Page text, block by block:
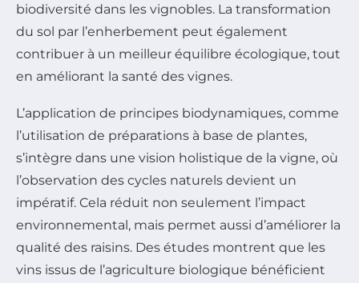
biodiversité dans les vignobles. La transformation
du sol par l’enherbement peut également
contribuer à un meilleur équilibre écologique, tout
en améliorant la santé des vignes.
L’application de principes biodynamiques, comme
l’utilisation de préparations à base de plantes,
s’intègre dans une vision holistique de la vigne, où
l’observation des cycles naturels devient un
impératif. Cela réduit non seulement l’impact
environnemental, mais permet aussi d’améliorer la
qualité des raisins. Des études montrent que les
vins issus de l’agriculture biologique bénéficient